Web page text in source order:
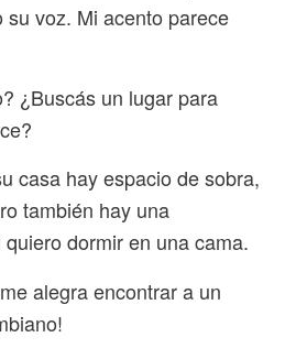
su voz. Mi acento parece
¿Buscás un lugar para
casa hay espacio de sobra,
también hay una
dormir en una cama.
alegra encontrar a un